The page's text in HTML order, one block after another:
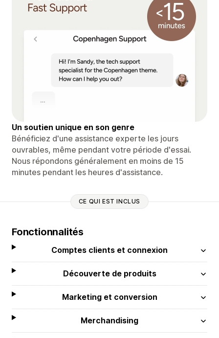
Un soutien unique en son genre
Bénéficiez d'une assistance experte les jours
ouvrables, même pendant votre période d'essai.
Nous répondons généralement en moins de 15
minutes pendant les heures d'assistance.
CE QUI EST INCLUS
Fonctionnalités
Comptes clients et connexion
Découverte de produits
Marketing et conversion
Merchandising